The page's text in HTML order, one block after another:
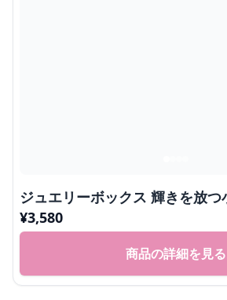
ジュエリーボックス 輝きを放
¥3,580
商品の詳細を見る